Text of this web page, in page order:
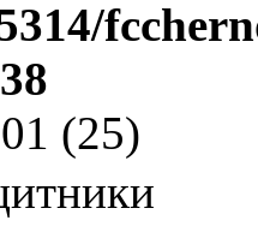
(25)